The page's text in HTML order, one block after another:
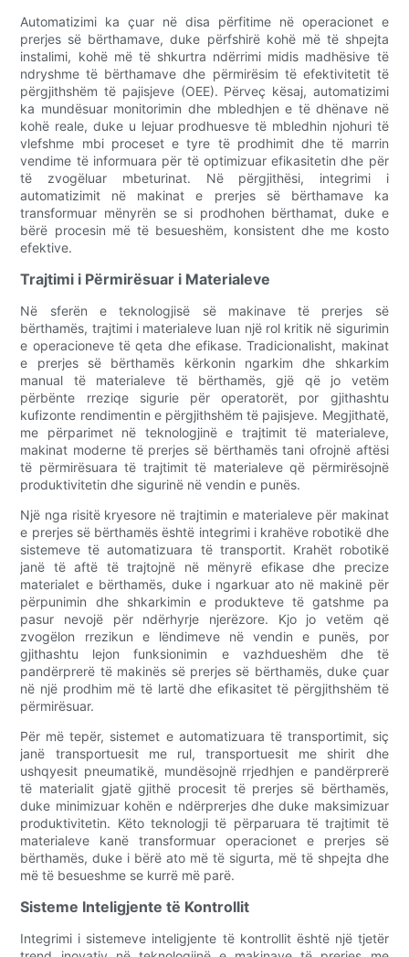
Automatizimi ka çuar në disa përfitime në operacionet e
prerjes së bërthamave, duke përfshirë kohë më të shpejta
instalimi, kohë më të shkurtra ndërrimi midis madhësive të
ndryshme të bërthamave dhe përmirësim të efektivitetit të
përgjithshëm të pajisjeve (OEE). Përveç kësaj, automatizimi
ka mundësuar monitorimin dhe mbledhjen e të dhënave në
kohë reale, duke u lejuar prodhuesve të mbledhin njohuri të
vlefshme mbi proceset e tyre të prodhimit dhe të marrin
vendime të informuara për të optimizuar efikasitetin dhe për
të zvogëluar mbeturinat. Në përgjithësi, integrimi i
automatizimit në makinat e prerjes së bërthamave ka
transformuar mënyrën se si prodhohen bërthamat, duke e
bërë procesin më të besueshëm, konsistent dhe me kosto
efektive.
Trajtimi i Përmirësuar i Materialeve
Në sferën e teknologjisë së makinave të prerjes së
bërthamës, trajtimi i materialeve luan një rol kritik në sigurimin
e operacioneve të qeta dhe efikase. Tradicionalisht, makinat
e prerjes së bërthamës kërkonin ngarkim dhe shkarkim
manual të materialeve të bërthamës, gjë që jo vetëm
përbënte rreziqe sigurie për operatorët, por gjithashtu
kufizonte rendimentin e përgjithshëm të pajisjeve. Megjithatë,
me përparimet në teknologjinë e trajtimit të materialeve,
makinat moderne të prerjes së bërthamës tani ofrojnë aftësi
të përmirësuara të trajtimit të materialeve që përmirësojnë
produktivitetin dhe sigurinë në vendin e punës.
Një nga risitë kryesore në trajtimin e materialeve për makinat
e prerjes së bërthamës është integrimi i krahëve robotikë dhe
sistemeve të automatizuara të transportit. Krahët robotikë
janë të aftë të trajtojnë në mënyrë efikase dhe precize
materialet e bërthamës, duke i ngarkuar ato në makinë për
përpunimin dhe shkarkimin e produkteve të gatshme pa
pasur nevojë për ndërhyrje njerëzore. Kjo jo vetëm që
zvogëlon rrezikun e lëndimeve në vendin e punës, por
gjithashtu lejon funksionimin e vazhdueshëm dhe të
pandërprerë të makinës së prerjes së bërthamës, duke çuar
në një prodhim më të lartë dhe efikasitet të përgjithshëm të
përmirësuar.
Për më tepër, sistemet e automatizuara të transportimit, siç
janë transportuesit me rul, transportuesit me shirit dhe
ushqyesit pneumatikë, mundësojnë rrjedhjen e pandërprerë
të materialit gjatë gjithë procesit të prerjes së bërthamës,
duke minimizuar kohën e ndërprerjes dhe duke maksimizuar
produktivitetin. Këto teknologji të përparuara të trajtimit të
materialeve kanë transformuar operacionet e prerjes së
bërthamës, duke i bërë ato më të sigurta, më të shpejta dhe
më të besueshme se kurrë më parë.
Sisteme Inteligjente të Kontrollit
Integrimi i sistemeve inteligjente të kontrollit është një tjetër